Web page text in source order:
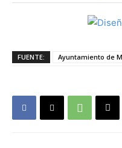
FUENTE: Ayuntamiento de